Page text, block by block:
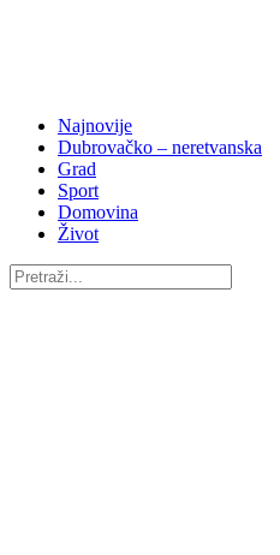
Najnovije
Dubrovačko – neretvanska
Grad
Sport
Domovina
Život